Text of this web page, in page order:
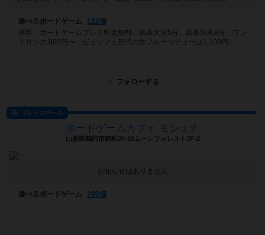
遊べるボードゲーム
122個
席料、ボードゲームプレイ料金無料、四条大宮5分、四条烏丸8分 ワン
ドリンク 800円〜 ビュッフェ形式の生フルーツティーは1,100円...
フォローする
プレイスペース
ボードゲームカフェ モシェナ
山形県鶴岡市錦町20-20ムーンフォレスト3F-2
お知らせはありません
遊べるボードゲーム 290個